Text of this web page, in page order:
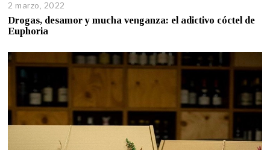
2 marzo, 2022
Drogas, desamor y mucha venganza: el adictivo cóctel de
Euphoria